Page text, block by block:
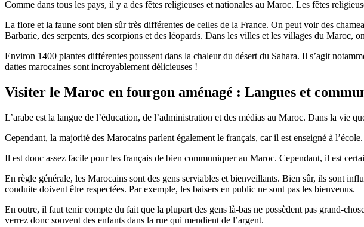
Comme dans tous les pays, il y a des fêtes religieuses et nationales au Maroc. Les fêtes
La flore et la faune sont bien sûr très différentes de celles de la France. On peut voir des
Barbarie, des serpents, des scorpions et des léopards. Dans les villes et les villages du Maroc,
Environ 1400 plantes différentes poussent dans la chaleur du désert du Sahara. Il s’agit
dattes marocaines sont incroyablement délicieuses !
Visiter le Maroc en fourgon aménagé : Langues et
L’arabe est la langue de l’éducation, de l’administration et des médias au Maroc. Dans la vie
Cependant, la majorité des Marocains parlent également le français, car il est enseigné à
Il est donc assez facile pour les français de bien communiquer au Maroc. Cependant, il est
En règle générale, les Marocains sont des gens serviables et bienveillants. Bien sûr, ils sont
conduite doivent être respectées. Par exemple, les baisers en public ne sont pas les bienvenus.
En outre, il faut tenir compte du fait que la plupart des gens là-bas ne possèdent pas grand-
verrez donc souvent des enfants dans la rue qui mendient de l’argent.